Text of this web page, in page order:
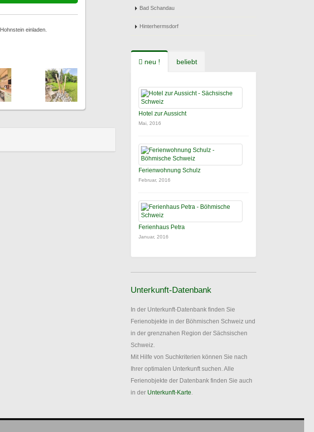
einladen.
Bad Schandau
Hinterhermsdorf
neu ! beliebt
Hotel zur Aussicht
Mai, 2016
Ferienwohnung Schulz
Februar, 2016
Ferienhaus Petra
Januar, 2016
Unterkunft-Datenbank
In der Unterkunft-Datenbank finden Sie
Ferienobjekte in der Böhmischen Schweiz und
in der grenznahen Region der Sächsischen
Schweiz.
Mit Hilfe von Suchkriterien können Sie nach
Ihrer optimalen Unterkunft suchen. Alle
Ferienobjekte der Datenbank finden Sie auch
in der Unterkunft-Karte.